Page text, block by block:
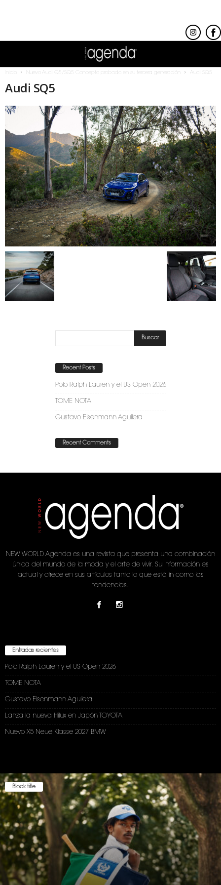
Nuevo Audi Q5/SQ5 Concepto probado en su tercera generación Audi SQ5
Audi SQ5
Recent Posts
Polo Ralph Lauren y el US Open 2026
TOME NOTA
Gustavo Eisenmann Aguilera
Recent Comments
NEW WORLD Agenda es una revista que presenta una combinación
única del mundo de la moda y el arte de vivir. Su información es
actual y ofrece en sus artículos tanto lo que está in como las
tendencias.
Entradas recientes
Polo Ralph Lauren y el US Open 2026
TOME NOTA
Gustavo Eisenmann Aguilera
Lanza la nueva Hilux en Japón TOYOTA
Nuevo X5 Neue Klasse 2027 BMW
Block title